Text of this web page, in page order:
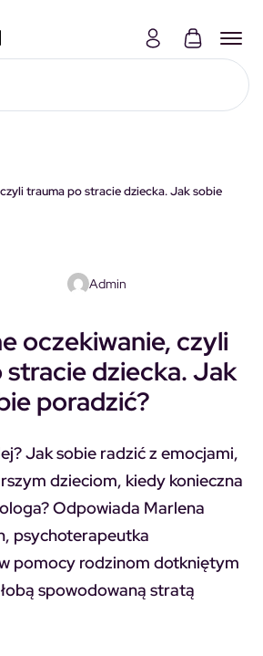
trauma po stracie dziecka. Jak sobie
Admin
oczekiwanie, czyli
dziecka. Jak
poradzić?
Jak sobie radzić z emocjami,
dzieciom, kiedy konieczna
Odpowiada Marlena
psychoterapeutka
pomocy rodzinom dotkniętym
spowodowaną stratą